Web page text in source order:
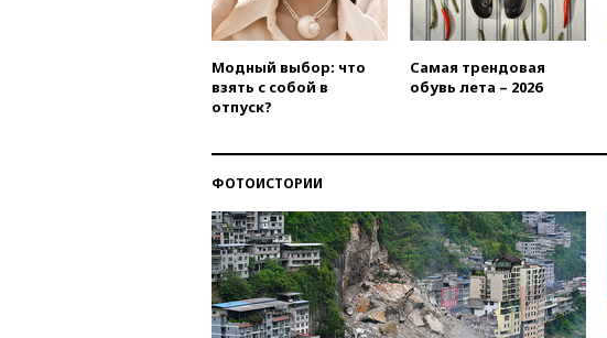
Модный выбор: что
взять с собой в
отпуск?
Самая трендовая
обувь лета – 2026
ФОТОИСТОРИИ